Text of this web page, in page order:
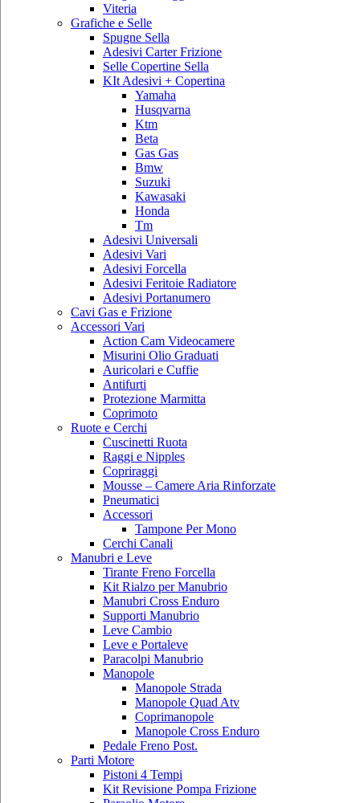
Viteria
Grafiche e Selle
Spugne Sella
Adesivi Carter Frizione
Selle Copertine Sella
KIt Adesivi + Copertina
Yamaha
Husqvarna
Ktm
Beta
Gas Gas
Bmw
Suzuki
Kawasaki
Honda
Tm
Adesivi Universali
Adesivi Vari
Adesivi Forcella
Adesivi Feritoie Radiatore
Adesivi Portanumero
Cavi Gas e Frizione
Accessori Vari
Action Cam Videocamere
Misurini Olio Graduati
Auricolari e Cuffie
Antifurti
Protezione Marmitta
Coprimoto
Ruote e Cerchi
Cuscinetti Ruota
Raggi e Nipples
Copriraggi
Mousse – Camere Aria Rinforzate
Pneumatici
Accessori
Tampone Per Mono
Cerchi Canali
Manubri e Leve
Tirante Freno Forcella
Kit Rialzo per Manubrio
Manubri Cross Enduro
Supporti Manubrio
Leve Cambio
Leve e Portaleve
Paracolpi Manubrio
Manopole
Manopole Strada
Manopole Quad Atv
Coprimanopole
Manopole Cross Enduro
Pedale Freno Post.
Parti Motore
Pistoni 4 Tempi
Kit Revisione Pompa Frizione